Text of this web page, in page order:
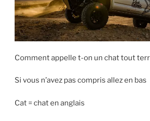
Comment appelle t-on un chat tout
Si vous n’avez pas compris allez en bas
Cat = chat en anglais